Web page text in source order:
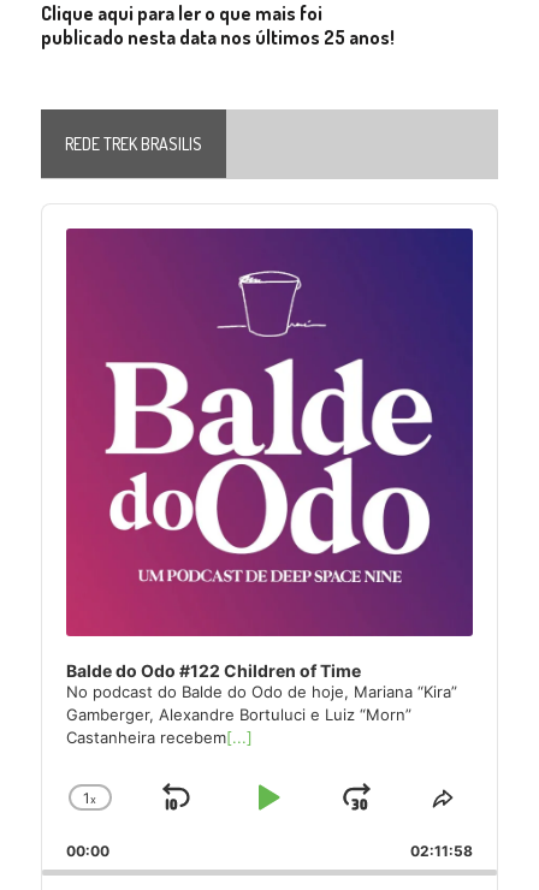
Clique aqui para ler o que mais foi
publicado nesta data nos últimos 25 anos!
REDE TREK BRASILIS
Audio
Player
Balde do Odo #122 Children of Time
No podcast do Balde do Odo de hoje, Mariana “Kira”
Gamberger, Alexandre Bortuluci e Luiz “Morn”
Castanheira recebem[...]
Change
Rate
1x
Skip
Play
Jump
Forward
Share
Episode
00:00 02:11:58